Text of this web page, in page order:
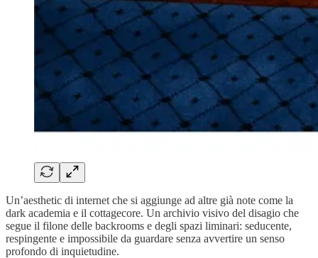
Un’aesthetic di internet che si aggiunge ad altre già note come la
dark academia e il cottagecore. Un archivio visivo del disagio che
segue il filone delle backrooms e degli spazi liminari: seducente,
respingente e impossibile da guardare senza avvertire un senso
profondo di inquietudine.